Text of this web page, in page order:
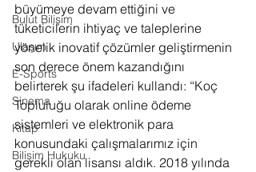
Bulut Bilişim
Ulaşım
E-Sports
Sinema
Kitap
Bilişim Hukuku
büyümeye devam ettiğini ve
tüketicilerin ihtiyaç ve taleplerine
yönelik inovatif çözümler geliştirmenin
son derece önem kazandığını
belirterek şu ifadeleri kullandı: “Koç
Topluluğu olarak online ödeme
sistemleri ve elektronik para
konusundaki çalışmalarımız için
gerekli olan lisansı aldık. 2018 yılında